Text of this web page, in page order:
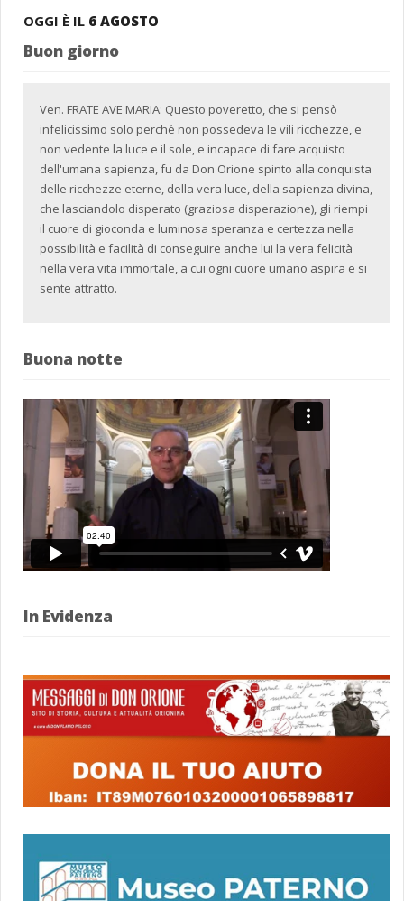
OGGI È IL 6 AGOSTO
Buon giorno
Ven. FRATE AVE MARIA: Questo poveretto, che si pensò
infelicissimo solo perché non possedeva le vili ricchezze, e
non vedente la luce e il sole, e incapace di fare acquisto
dell'umana sapienza, fu da Don Orione spinto alla conquista
delle ricchezze eterne, della vera luce, della sapienza divina,
che lasciandolo disperato (graziosa disperazione), gli riempi
il cuore di gioconda e luminosa speranza e certezza nella
possibilità e facilità di conseguire anche lui la vera felicità
nella vera vita immortale, a cui ogni cuore umano aspira e si
sente attratto.
Buona notte
In Evidenza